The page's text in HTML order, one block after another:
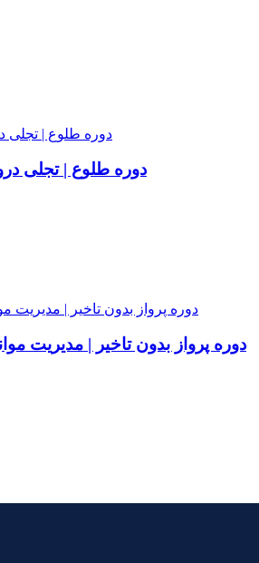
دوره طلوع | تجلی
دوره پرواز بدون تاخیر | مدیریت